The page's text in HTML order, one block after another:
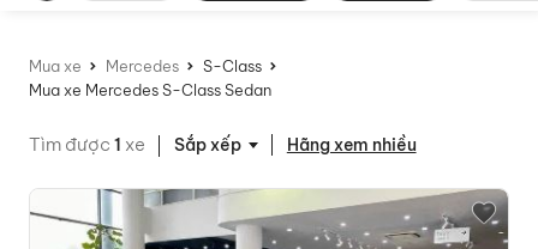
Mua xe Mercedes
S-Class
Mua xe Mercedes S-Class Sedan
Tìm được 1 xe Hãng xem nhiều